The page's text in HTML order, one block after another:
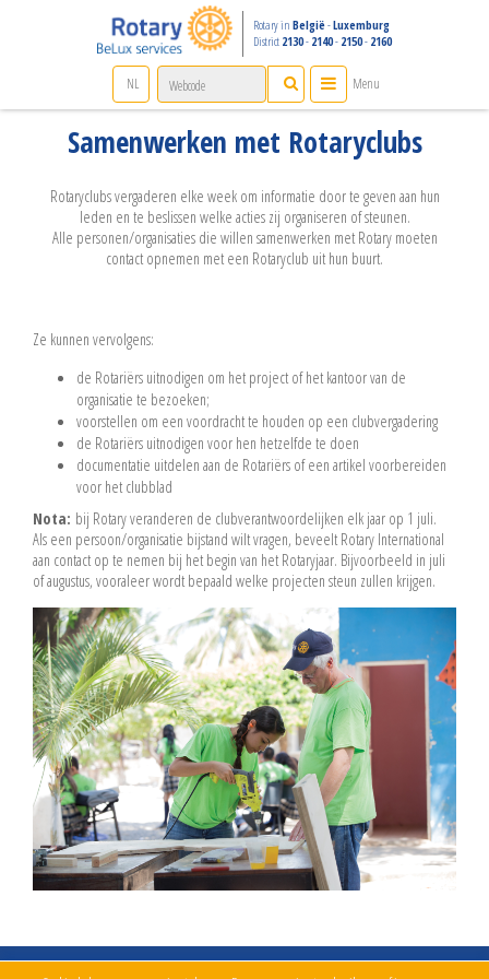
Rotary inBelgië-Luxemburg
District 2130- 2140- 2150- 2160
Menu
NL
EN
Samenwerken met Rotaryclubs
Rotaryclubs vergaderen elke week om informatie door te geven aan hun
leden en te beslissen welke acties zij organiseren of steunen.
Alle personen/organisaties die willen samenwerken met Rotary moeten
contact opnemen met een Rotaryclub uit hun buurt.
Ze kunnen vervolgens:
de Rotariërs uitnodigen om het project of het kantoor van de
organisatie te bezoeken;
voorstellen om een voordracht te houden op een clubvergadering
de Rotariërs uitnodigen voor hen hetzelfde te doen
documentatie uitdelen aan de Rotariërs of een artikel voorbereiden
voor het clubblad
Nota: bij Rotary veranderen de clubverantwoordelijken elk jaar op 1 juli.
Als een persoon/organisatie bijstand wilt vragen, beveelt Rotary International
aan contact op te nemen bij het begin van het Rotaryjaar. Bijvoorbeeld in juli
of augustus, vooraleer wordt bepaald welke projecten steun zullen krijgen.
© 2026 Rotary BeLux Services Alle rechten voorbehouden